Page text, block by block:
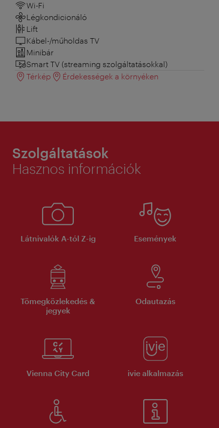
Wi-Fi
Légkondicionáló
Lift
Kábel-/műholdas TV
Minibár
Smart TV (streaming szolgáltatásokkal)
Térkép
Érdekességek a környéken
Szolgáltatások
Hasznos információk
Látnivalók A-tól Z-ig Események
Tömegközlekedés &
jegyek
Odautazás
Vienna City Card ivie alkalmazás